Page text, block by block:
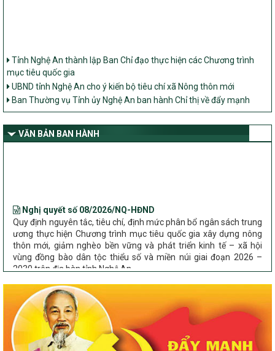
Tỉnh Nghệ An thành lập Ban Chỉ đạo thực hiện các Chương trình
mục tiêu quốc gia
UBND tỉnh Nghệ An cho ý kiến bộ tiêu chí xã Nông thôn mới
Ban Thường vụ Tỉnh ủy Nghệ An ban hành Chỉ thị về đẩy mạnh
thực hiện Chương trình mục tiêu quốc gia xây dựng nông thôn mới,
dân tộc thiểu số và miền núi giai đoạn 2026 – 2030 trên địa bàn tỉnh
Nghệ An
VĂN BẢN BAN HÀNH
Quy định nguyên tắc, tiêu chí, định mức phân bổ ngân sách trung
ương thực hiện Chương trình mục tiêu quốc gia xây dựng nông
thôn mới, giảm nghèo bền vững và phát triển kinh tế – xã hội
vùng đồng bào dân tộc thiểu số và miền núi giai đoạn 2026 –
2030 trên địa bàn tỉnh Nghệ An
về đẩy mạnh thực hiện Chương trình mục tiêu quốc gia xây dựng
nông thôn mới, giảm nghèo bền vững và phát triển kinh tế – xã
hội vùng đồng bào dân tộc thiểu số và miền núi giai đoạn 2026 –
2030 trên địa bàn tỉnh Nghệ An
Quyết định số 2490/QĐ-UBND